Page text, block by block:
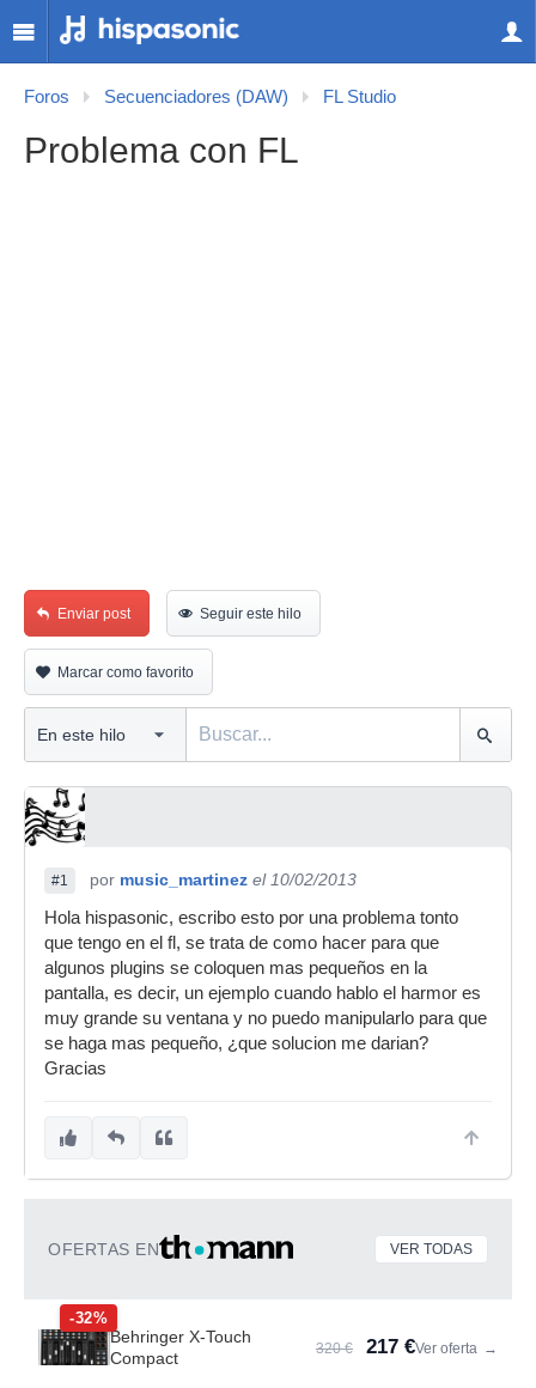
Foros Secuenciadores (DAW) FL Studio
Problema con FL
Enviar post Seguir este hilo
Marcar como favorito
#1 por music_martinez el 10/02/2013
Hola hispasonic, escribo esto por una problema tonto
que tengo en el fl, se trata de como hacer para que
algunos plugins se coloquen mas pequeños en la
pantalla, es decir, un ejemplo cuando hablo el harmor es
muy grande su ventana y no puedo manipularlo para que
se haga mas pequeño, ¿que solucion me darian?
Gracias
OFERTAS EN VER TODAS
-32%
Behringer X-Touch
Compact
320 € 217 €Ver oferta →